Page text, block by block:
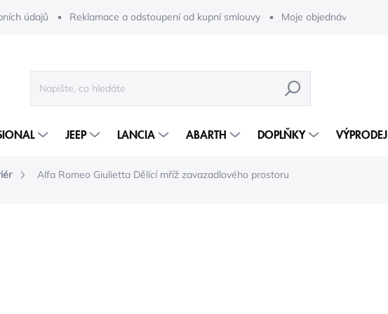
údajů Reklamace a odstoupení od kupní smlouvy Moje objednávka
HLEDAT
JEEP LANCIA ABARTH DOPLŇKY VÝPRODEJ
Alfa Romeo Giulietta Dělící mříž zavazadlového prostoru